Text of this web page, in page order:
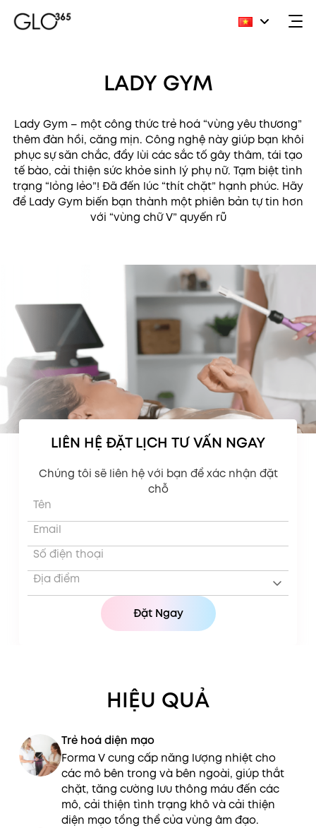
LADY GYM
Lady Gym – một công thức trẻ hoá “vùng yêu thương”
thêm đàn hồi, căng mịn. Công nghệ này giúp bạn khôi
phục sự săn chắc, đẩy lùi các sắc tố gây thâm, tái tạo
tế bào, cải thiện sức khỏe sinh lý phụ nữ. Tạm biệt tình
trạng “lỏng lẻo”! Đã đến lúc “thít chặt” hạnh phúc. Hãy
để Lady Gym biến bạn thành một phiên bản tự tin hơn
với “vùng chữ V” quyến rũ
LIÊN HỆ ĐẶT LỊCH TƯ VẤN NGAY
Chúng tôi sẽ liên hệ với bạn để xác nhận đặt
chỗ
HIỆU QUẢ
Trẻ hoá diện mạo
Forma V cung cấp năng lượng nhiệt cho
các mô bên trong và bên ngoài, giúp thắt
chặt, tăng cường lưu thông máu đến các
mô, cải thiện tình trạng khô và cải thiện
diện mạo tổng thể của vùng âm đạo.